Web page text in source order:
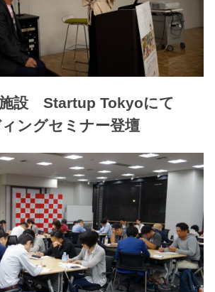
設 Startup Tokyoにて
ングセミナー登壇